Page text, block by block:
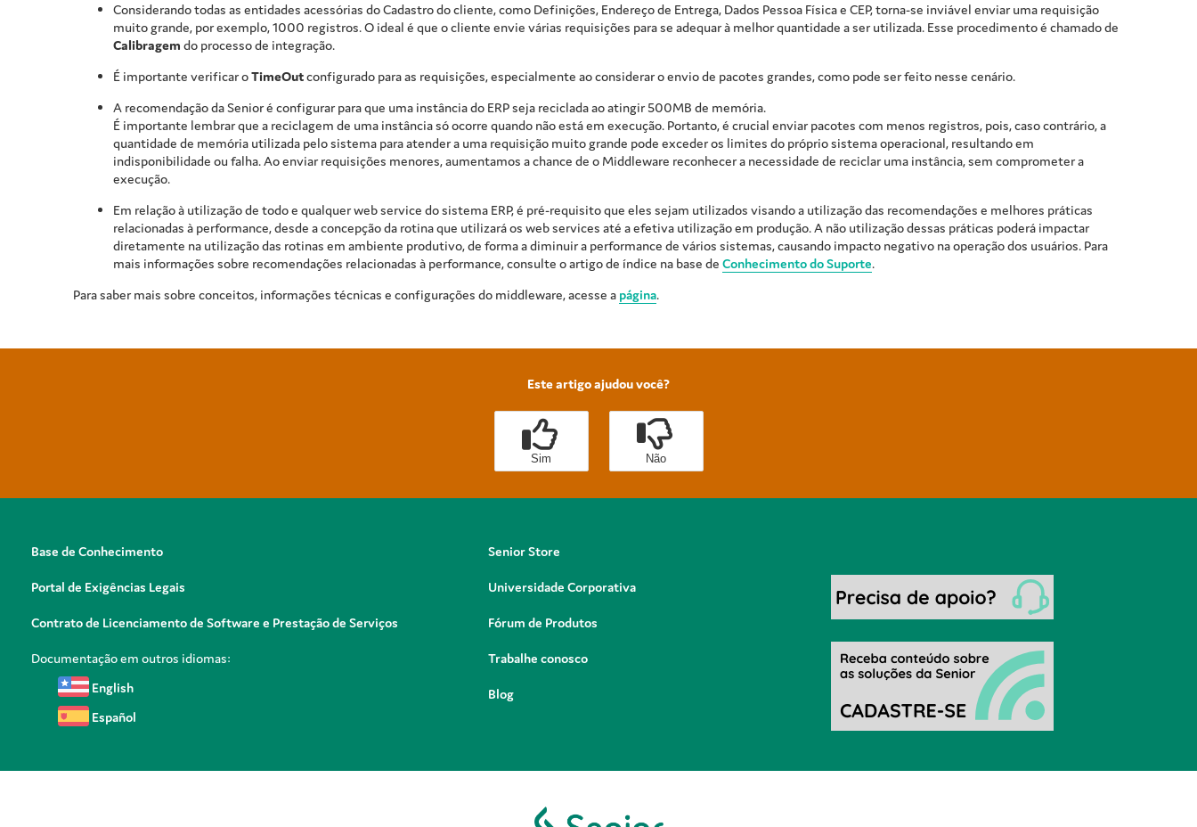
Considerando todas as entidades acessórias do Cadastro do cliente, como Definições, Endereço de Entrega, Dados Pessoa Física e CEP, torna-se inviável enviar uma requisição
muito grande, por exemplo, 1000 registros. O ideal é que o cliente envie várias requisições para se adequar à melhor quantidade a ser utilizada. Esse procedimento é chamado de
Calibragem do processo de integração.
É importante verificar oTimeOutconfigurado para as requisições, especialmente ao considerar o envio de pacotes grandes, como pode ser feito nesse cenário.
A recomendação da Senior é configurar para que uma instância do ERP seja reciclada ao atingir 500MB de memória.
É importante lembrar que a reciclagem de uma instância só ocorre quando não está em execução. Portanto, é crucial enviar pacotes com menos registros, pois, caso contrário, a
quantidade de memória utilizada pelo sistema para atender a uma requisição muito grande pode exceder os limites do próprio sistema operacional, resultando em
indisponibilidade ou falha. Ao enviar requisições menores, aumentamos a chance de o Middleware reconhecer a necessidade de reciclar uma instância, sem comprometer a
execução.
Em relação à utilização de todo e qualquer web service do sistema ERP, é pré-requisito que eles sejam utilizados visando a utilização das recomendações e melhores práticas
relacionadas à performance, desde a concepção da rotina que utilizará os web services até a efetiva utilização em produção. A não utilização dessas práticas poderá impactar
diretamente na utilização das rotinas em ambiente produtivo, de forma a diminuir a performance de vários sistemas, causando impacto negativo na operação dos usuários. Para
mais informações sobre recomendações relacionadas à performance, consulte o artigo de índice na base de Conhecimento do Suporte.
Para saber mais sobre conceitos, informações técnicas e configurações do middleware, acesse a página.
Este artigo ajudou você?
Sim Não
Base de Conhecimento
Portal de Exigências Legais
Contrato de Licenciamento de Software e Prestação de Serviços
Documentação em outros idiomas:
English
Español
Senior Store
Universidade Corporativa
Fórum de Produtos
Trabalhe conosco
Blog